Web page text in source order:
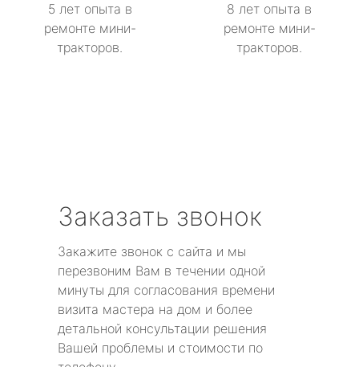
5 лет опыта в
ремонте мини-
тракторов.
8 лет опыта в
ремонте мини-
тракторов.
Заказать звонок
Закажите звонок с сайта и мы
перезвоним Вам в течении одной
минуты для согласования времени
визита мастера на дом и более
детальной консультации решения
Вашей проблемы и стоимости по